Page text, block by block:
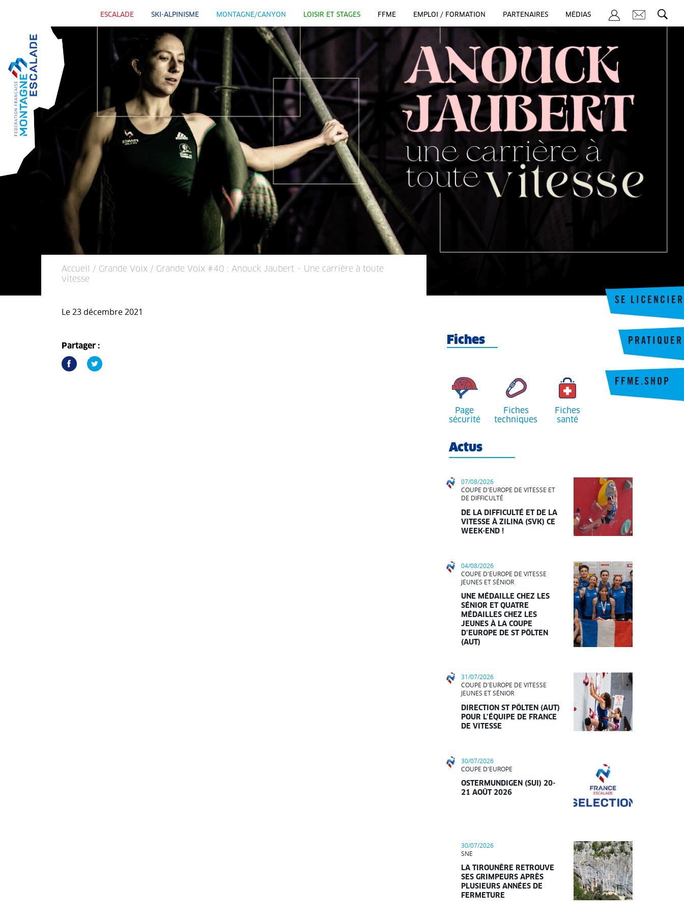
ESCALADE SKI-ALPINISME MONTAGNE/CANYON LOISIR ET STAGES FFME EMPLOI / FORMATION PARTENAIRES MÉDIAS
SE LICENCIER
FFME.SHOP
PRATIQUER
Accueil / Grande Voix / Grande Voix #40 : Anouck Jaubert – Une carrière à toute
vitesse
Le 23 décembre 2021
Partager : Fiches
Page
sécurité
Fiches
techniques
Fiches
santé
Actus
07/08/2026
COUPE D'EUROPE DE VITESSE ET
DE DIFFICULTÉ
DE LA DIFFICULTÉ ET DE LA
VITESSE À ZILINA (SVK) CE
WEEK-END !
04/08/2026
COUPE D'EUROPE DE VITESSE
JEUNES ET SÉNIOR
UNE MÉDAILLE CHEZ LES
SÉNIOR ET QUATRE
MÉDAILLES CHEZ LES
JEUNES À LA COUPE
D’EUROPE DE ST PÖLTEN
(AUT)
31/07/2026
COUPE D'EUROPE DE VITESSE
JEUNES ET SÉNIOR
DIRECTION ST PÖLTEN (AUT)
POUR L’ÉQUIPE DE FRANCE
DE VITESSE
30/07/2026
COUPE D'EUROPE
OSTERMUNDIGEN (SUI) 20-
21 AOÛT 2026
30/07/2026
SNE
LA TIROUNÈRE RETROUVE
SES GRIMPEURS APRÈS
PLUSIEURS ANNÉES DE
FERMETURE